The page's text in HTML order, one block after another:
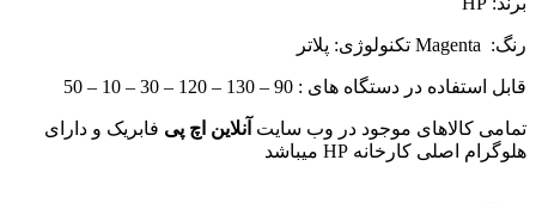
رنگ: Magenta تکنولوژی: پلاتر
قابل استفاده در دستگاه های : 90 – 130 – 120 – 30 – 10 – 50
تمامی کالاهای موجود در وب سایت آنلاین اچ پی فابریک و دارای
هلوگرام اصلی کارخانه HP میباشد